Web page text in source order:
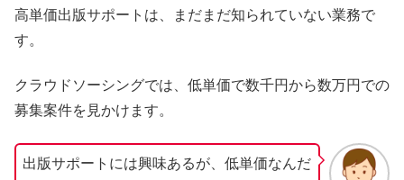
高単価出版サポートは、まだまだ知られていない業務で
す。
クラウドソーシングでは、低単価で数千円から数万円での
募集案件を見かけます。
出版サポートには興味あるが、低単価なんだ